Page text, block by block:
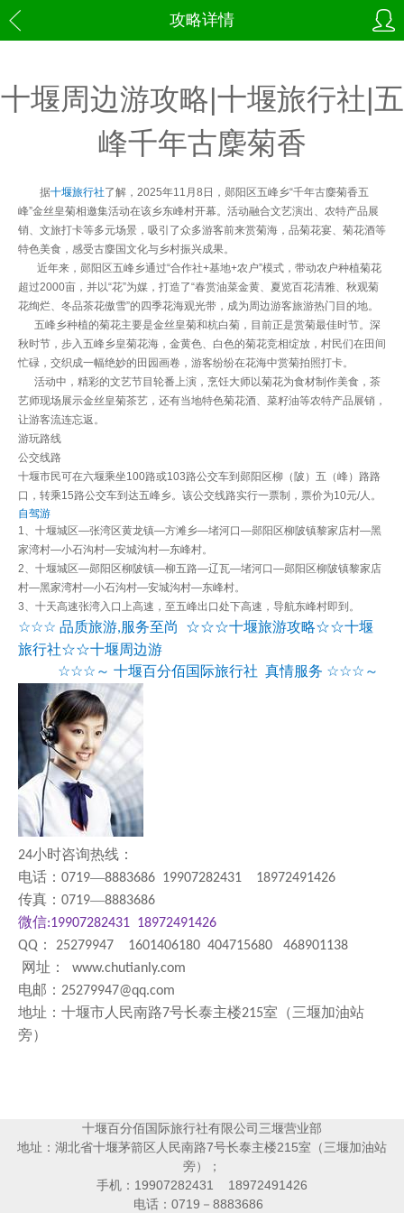
攻略详情
十堰周边游攻略|十堰旅行社|五
峰千年古麇菊香
据十堰旅行社了解，2025年11月8日，郧阳区五峰乡“千年古麇菊香五
峰”金丝皇菊相邀集活动在该乡东峰村开幕。活动融合文艺演出、农特产品展
销、文旅打卡等多元场景，吸引了众多游客前来赏菊海，品菊花宴、菊花酒等
特色美食，感受古麇国文化与乡村振兴成果。
近年来，郧阳区五峰乡通过“合作社+基地+农户”模式，带动农户种植菊花
超过2000亩，并以“花”为媒，打造了“春赏油菜金黄、夏览百花清雅、秋观菊
花绚烂、冬品茶花傲雪”的四季花海观光带，成为周边游客旅游热门目的地。
五峰乡种植的菊花主要是金丝皇菊和杭白菊，目前正是赏菊最佳时节。深
秋时节，步入五峰乡皇菊花海，金黄色、白色的菊花竞相绽放，村民们在田间
忙碌，交织成一幅绝妙的田园画卷，游客纷纷在花海中赏菊拍照打卡。
活动中，精彩的文艺节目轮番上演，烹饪大师以菊花为食材制作美食，茶
艺师现场展示金丝皇菊茶艺，还有当地特色菊花酒、菜籽油等农特产品展销，
让游客流连忘返。
游玩路线
公交线路
十堰市民可在六堰乘坐100路或103路公交车到郧阳区柳（陂）五（峰）路路
口，转乘15路公交车到达五峰乡。该公交线路实行一票制，票价为10元/人。
自驾游
1、十堰城区—张湾区黄龙镇—方滩乡—堵河口—郧阳区柳陂镇黎家店村—黑
家湾村—小石沟村—安城沟村—东峰村。
2、十堰城区—郧阳区柳陂镇—柳五路—辽瓦—堵河口—郧阳区柳陂镇黎家店
村—黑家湾村—小石沟村—安城沟村—东峰村。
3、十天高速张湾入口上高速，至五峰出口处下高速，导航东峰村即到。
☆☆☆ 品质旅游,服务至尚
☆☆☆十堰旅游攻略☆☆十堰
旅行社☆☆十堰周边游
☆☆☆～ 十堰百分佰国际旅行社 真情服务 ☆☆☆～
24小时咨询热线：
电话： 0719—8883686 19907282431 18972491426
传真： 0719—8883686
微信:19907282431 18972491426
QQ ： 25279947 1601406180 404715680 468901138
网址： www.chutianly.com
电邮： 25279947@qq.com
地址：十堰市人民南路7号长泰主楼215室（三堰加油站
旁）
十堰百分佰国际旅行社有限公司三堰营业部
地址：湖北省十堰茅箭区人民南路7号长泰主楼215室（三堰加油站
旁）；
手机：19907282431 18972491426
电话：0719－8883686